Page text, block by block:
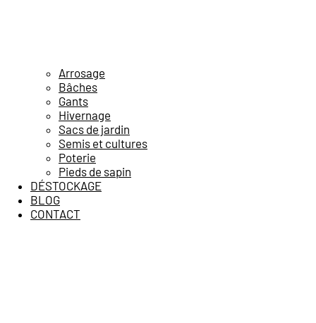
Arrosage
Bâches
Gants
Hivernage
Sacs de jardin
Semis et cultures
Poterie
Pieds de sapin
DÉSTOCKAGE
BLOG
CONTACT